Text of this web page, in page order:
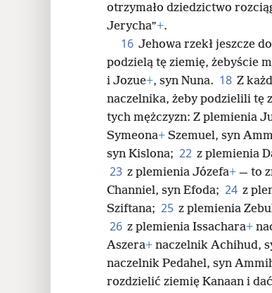
otrzymało dziedzictwo
Jerycha”+.
16 Jehowa rzekł jeszcze
podzielą tę ziemię, żebyście
i Jozue+, syn Nuna. 18 Z
naczelnika, żeby podzielili tę
tych mężczyzn: Z plemienia
Symeona+ Szemuel, syn
syn Kislona; 22 z plemienia
23 z plemienia Józefa+ — to
Channiel, syn Efoda; 24 z
Sziftana; 25 z plemienia
26 z plemienia Issachara+
Aszera+ naczelnik Achihud,
naczelnik Pedahel, syn
rozdzielić ziemię Kanaan i